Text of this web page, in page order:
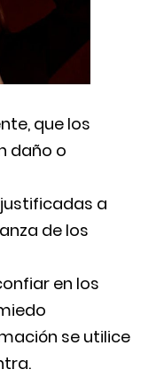
que los
daño o
a
de los
en los
se utilice